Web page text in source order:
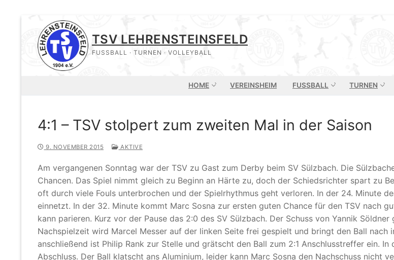
Inhalt
springen
TSV LEHRENSTEINSFELD
FUSSBALL · TURNEN · VOLLEYBALL
HOME VEREINSHEIM FUSSBALL TURNEN
4:1 – TSV stolpert zum zweiten Mal in der Saison
9. NOVEMBER 2015 AKTIVE
Am vergangenen Sonntag war der TSV zu Gast zum Derby beim SV Sülzbach. Die
Chancen. Das Spiel nimmt gleich zu Beginn an Härte zu, doch der Schiedsrichter spart zu
oft durch viele Fouls unterbrochen und der Spielrhythmus geht verloren. In der 24. Minute
einnetzt. In der 32. Minute kommt Marc Sosna zur ersten guten Chance für den TSV nach
kann parieren. Kurz vor der Pause das 2:0 des SV Sülzbach. Der Schuss von Yannik
Nachspielzeit wird Marcel Messer auf der linken Seite frei gespielt und bringt den Ball nach
anschließend ist Philip Rank zur Stelle und grätscht den Ball zum 2:1 Anschlusstreffer ein.
Abschluss. Der Ball klatscht ans Aluminium, leider kann Marc Sosna den Nachschuss nicht